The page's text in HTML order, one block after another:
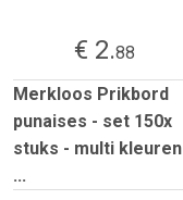
€ 2.88
Merkloos Prikbord
punaises - set 150x
stuks - multi kleuren
...